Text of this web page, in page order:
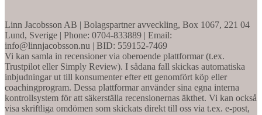
Linn Jacobsson AB | Bolagspartner avveckling, Box 1067, 221 04
Lund, Sverige | Phone: 0704-833889 | Email:
info@linnjacobsson.nu | BID: 559152-7469
Vi kan samla in recensioner via oberoende plattformar (t.ex.
Trustpilot eller Simply Review). I sådana fall skickas automatiska
inbjudningar ut till konsumenter efter ett genomfört köp eller
coachingprogram. Dessa plattformar använder sina egna interna
kontrollsystem för att säkerställa recensionernas äkthet. Vi kan också
visa skriftliga omdömen som skickats direkt till oss via t.ex. e-post,